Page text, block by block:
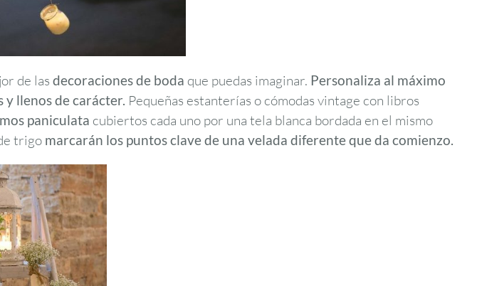
de las decoraciones de boda que puedas imaginar. Personaliza al máximo
y llenos de carácter. Pequeñas estanterías o cómodas vintage con libros
paniculata cubiertos cada uno por una tela blanca bordada en el mismo
trigo marcarán los puntos clave de una velada diferente que da comienzo.